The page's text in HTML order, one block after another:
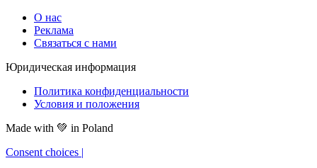
О нас
Реклама
Связаться с нами
Юридическая информация
Политика конфиденциальности
Условия и положения
Made with 💚 in Poland
Consent choices |